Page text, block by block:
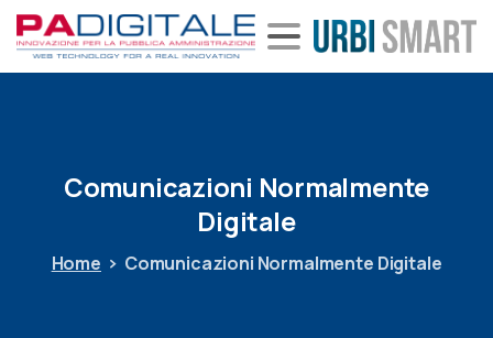
Comunicazioni Normalmente
Digitale
Home Comunicazioni Normalmente Digitale